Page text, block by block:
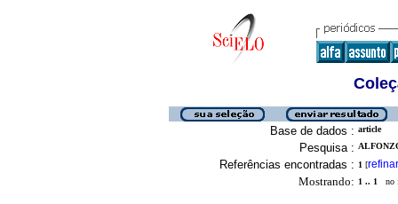
Base de dados : article
Pesquisa :
Referências encontradas : 1 [refinar
Mostrando: 1 .. 1 no